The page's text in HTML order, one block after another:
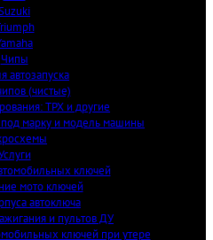
Чипы
автозапуска
(чистые)
TPX и другие
марку и модель машины
ключей
мото ключей
автоключа
и пультов ДУ
ключей при утере